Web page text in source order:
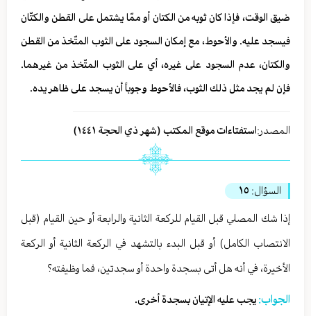
ضيق الوقت، فإذا كان ثوبه من الكتان أو ممّا يشتمل على القطن والكتّان
فيسجد عليه. والأحوط، مع إمكان السجود على الثوب المتّخذ من القطن
والكتان، عدم السجود على غيره، أي على الثوب المتّخذ من غيرهما.
فإن لم يجد مثل ذلك الثوب، فالأحوط وجوباً أن يسجد على ظاهر يده.
المصدر:استفتاءات موقع المكتب (شهر ذي الحجة ١٤٤١)
السؤال: ١٥
إذا شك المصلي قبل القيام للركعة الثانية والرابعة أو حين القيام (قبل
الانتصاب الكامل) أو قبل البدء بالتشهد في الركعة الثانية أو الركعة
الأخيرة، في أنه هل أتى بسجدة واحدة أو سجدتين، فما وظيفته؟
الجواب: يجب عليه الإتيان بسجدة أخرى.